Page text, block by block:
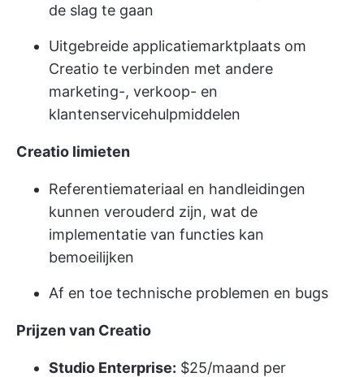
de slag te gaan
Uitgebreide applicatiemarktplaats om
Creatio te verbinden met andere
marketing-, verkoop- en
klantenservicehulpmiddelen
Creatio limieten
Referentiemateriaal en handleidingen
kunnen verouderd zijn, wat de
implementatie van functies kan
bemoeilijken
Af en toe technische problemen en bugs
Prijzen van Creatio
Studio Enterprise: $25/maand per